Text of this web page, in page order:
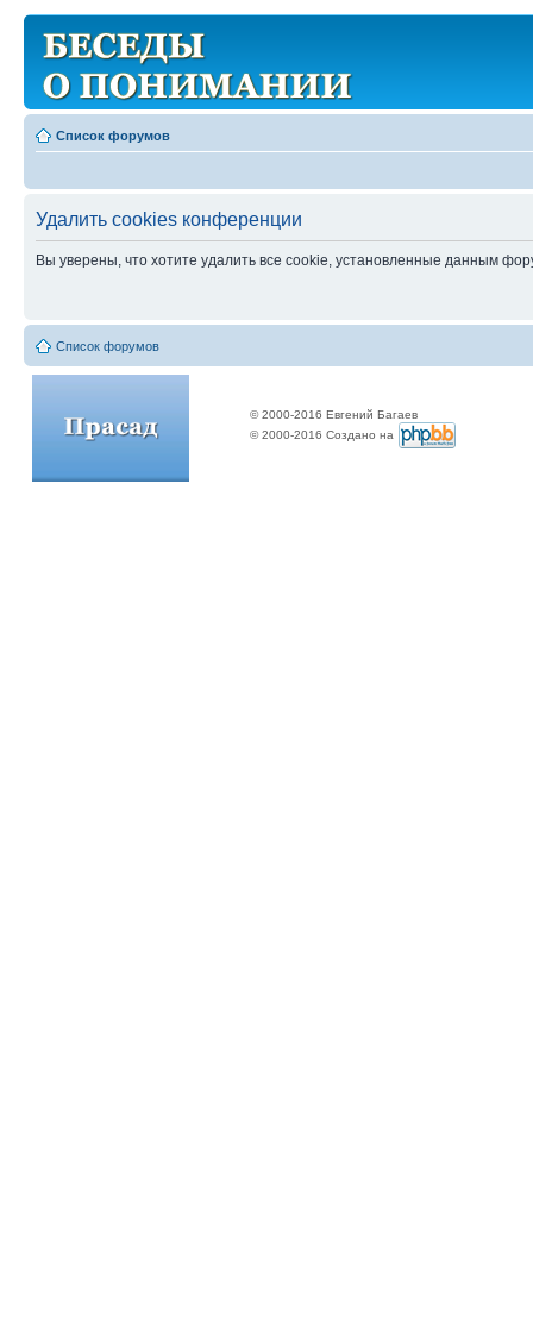
Список форумов
Удалить cookies конференции
Вы уверены, что хотите удалить все cookie, установленные данным
Список форумов
© 2000-2016 Евгений Багаев
© 2000-2016 Создано на